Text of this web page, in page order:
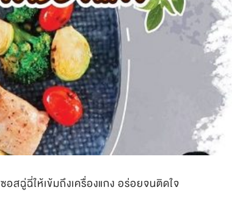
อร่อยจนติดใจ
ฉู่ฉี่ให้เข้มถึงเครื่องแกง อร่อยจนติดใจ